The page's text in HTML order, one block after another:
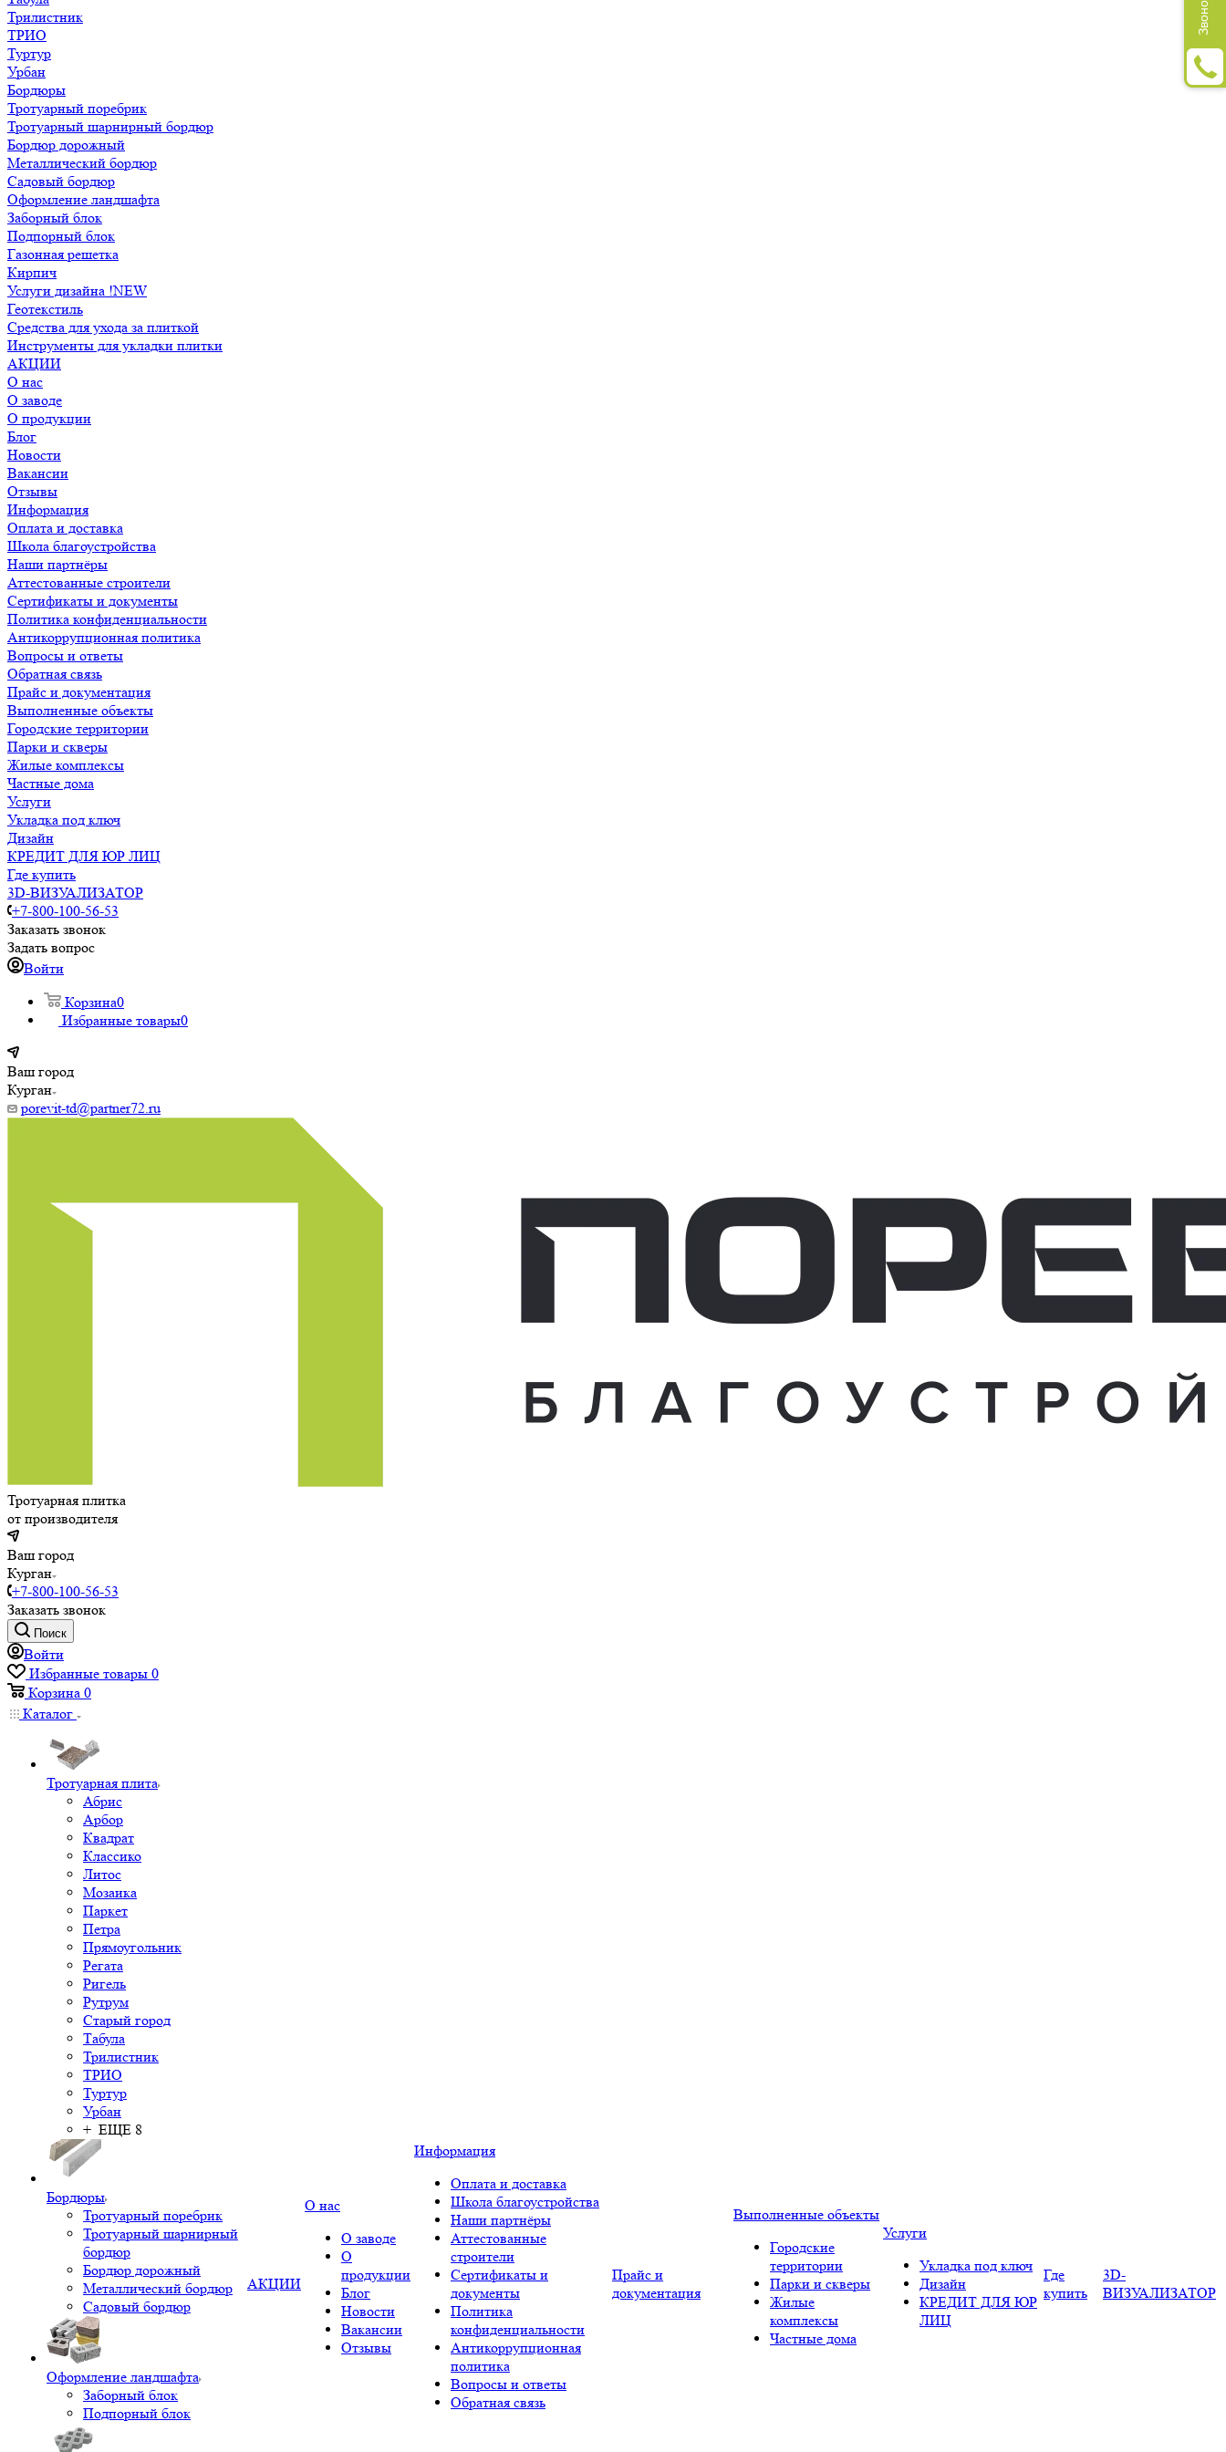
Трилистник
ТРИО
Туртур
Урбан
Бордюры
Тротуарный поребрик
Тротуарный шарнирный бордюр
Бордюр дорожный
Металлический бордюр
Садовый бордюр
Оформление ландшафта
Заборный блок
Подпорный блок
Газонная решетка
Кирпич
Услуги дизайна !NEW
Геотекстиль
Средства для ухода за плиткой
Инструменты для укладки плитки
АКЦИИ
О нас
О заводе
О продукции
Блог
Новости
Вакансии
Отзывы
Информация
Оплата и доставка
Школа благоустройства
Наши партнёры
Аттестованные строители
Сертификаты и документы
Политика конфиденциальности
Антикоррупционная политика
Вопросы и ответы
Обратная связь
Прайс и документация
Выполненные объекты
Городские территории
Парки и скверы
Жилые комплексы
Частные дома
Услуги
Укладка под ключ
Дизайн
КРЕДИТ ДЛЯ ЮР ЛИЦ
Где купить
3D-ВИЗУАЛИЗАТОР
+7-800-100-56-53
Заказать звонок
Задать вопрос
Войти
Корзина0
Избранные товары0
Ваш город
Курган
porevit-td@partner72.ru
Тротуарная плитка
от производителя
Ваш город
Курган
+7-800-100-56-53
Заказать звонок
Поиск
Войти
Избранные товары 0
Корзина 0
Каталог
Тротуарная плита
Абрис
Арбор
Квадрат
Классико
Литос
Мозаика
Паркет
Петра
Прямоугольник
Регата
Ригель
Рутрум
Старый город
Табула
Трилистник
ТРИО
Туртур
Урбан
+ ЕЩЕ 8
Бордюры
Тротуарный поребрик
Тротуарный шарнирный
бордюр
Бордюр дорожный
Металлический бордюр
Садовый бордюр
Оформление ландшафта
Заборный блок
Подпорный блок
АКЦИИ
О нас
О заводе
О
продукции
Блог
Новости
Вакансии
Отзывы
Информация
Оплата и доставка
Школа благоустройства
Наши партнёры
Аттестованные
строители
Сертификаты и
документы
Политика
конфиденциальности
Антикоррупционная
политика
Вопросы и ответы
Обратная связь
Прайс и
документация
Выполненные объекты
Городские
территории
Парки и скверы
Жилые
комплексы
Частные дома
Услуги
Укладка под ключ
Дизайн
КРЕДИТ ДЛЯ ЮР
ЛИЦ
Где
купить
3D-
ВИЗУАЛИЗАТОР